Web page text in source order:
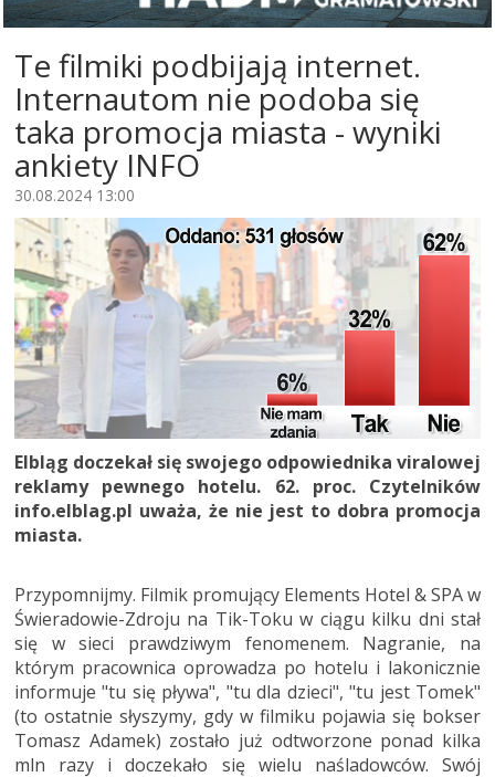
Te filmiki podbijają internet.
Internautom nie podoba się
taka promocja miasta - wyniki
ankiety INFO
30.08.2024 13:00
Elbląg doczekał się swojego odpowiednika viralowej
reklamy pewnego hotelu. 62. proc. Czytelników
info.elblag.pl uważa, że nie jest to dobra promocja
miasta.
Przypomnijmy. Filmik promujący Elements Hotel & SPA w
Świeradowie-Zdroju na Tik-Toku w ciągu kilku dni stał
się w sieci prawdziwym fenomenem. Nagranie, na
którym pracownica oprowadza po hotelu i lakonicznie
informuje "tu się pływa", "tu dla dzieci", "tu jest Tomek"
(to ostatnie słyszymy, gdy w filmiku pojawia się bokser
Tomasz Adamek) zostało już odtworzone ponad kilka
mln razy i doczekało się wielu naśladowców. Swój